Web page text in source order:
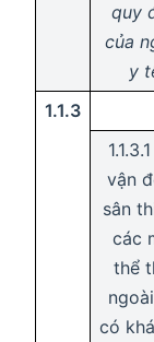
quy
của
y
1.1.3
vận
sân
các
thể
có